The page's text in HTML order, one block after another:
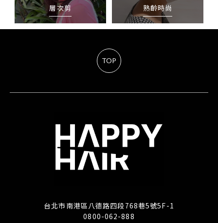
層次剪 熟齡時尚
TOP
台北市南港區八德路四段768巷5號5F-1
0800-062-888